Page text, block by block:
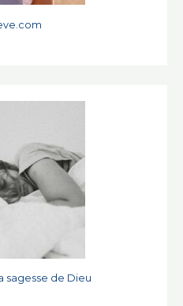
sagesse de Dieu